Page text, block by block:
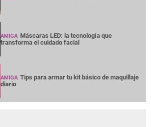
AMIGA Máscaras LED: la tecnología que
transforma el cuidado facial
AMIGA Tips para armar tu kit básico de maquillaje
diario